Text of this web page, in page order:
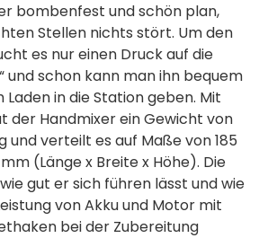
bombenfest und schön plan,
Stellen nichts stört. Um den
es nur einen Druck auf die
und schon kann man ihn bequem
in die Station geben. Mit
der Handmixer ein Gewicht von
und verteilt es auf Maße von 185
(Länge x Breite x Höhe). Die
gut er sich führen lässt und wie
von Akku und Motor mit
bei der Zubereitung